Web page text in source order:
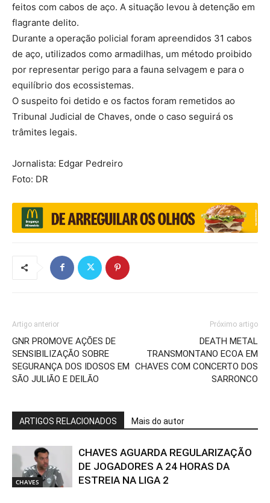
feitos com cabos de aço. A situação levou à detenção em
flagrante delito.
Durante a operação policial foram apreendidos 31 cabos
de aço, utilizados como armadilhas, um método proibido
por representar perigo para a fauna selvagem e para o
equilíbrio dos ecossistemas.
O suspeito foi detido e os factos foram remetidos ao
Tribunal Judicial de Chaves, onde o caso seguirá os
trâmites legais.
Jornalista: Edgar Pedreiro
Foto: DR
Artigo anterior
GNR PROMOVE AÇÕES DE
SENSIBILIZAÇÃO SOBRE
SEGURANÇA DOS IDOSOS EM
SÃO JULIÃO E DEILÃO
Próximo artigo
DEATH METAL
TRANSMONTANO ECOA EM
CHAVES COM CONCERTO DOS
SARRONCO
ARTIGOS RELACIONADOS Mais do autor
CHAVES
CHAVES AGUARDA REGULARIZAÇÃO
DE JOGADORES A 24 HORAS DA
ESTREIA NA LIGA 2